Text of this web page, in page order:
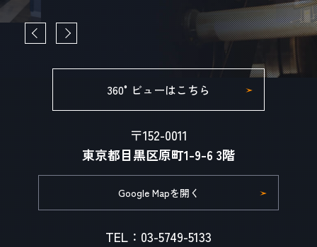
360°ビューはこちら
〒152-0011
東京都目黒区原町1-9-6 3階
Google Mapを開く
TEL：03-5749-5133